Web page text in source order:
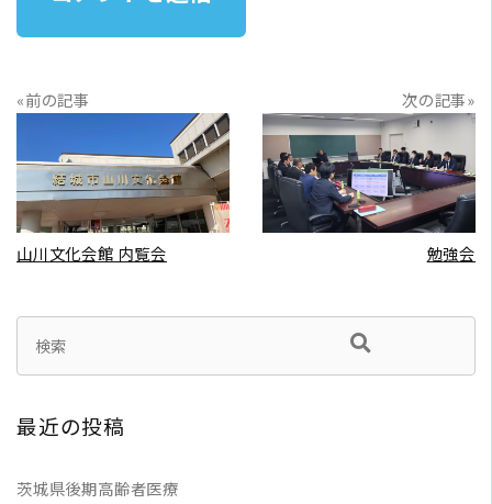
«前の記事
READ MORE
山川文化会館 内覧会
次の記事»
READ MORE
勉強会
最近の投稿
茨城県後期高齢者医療